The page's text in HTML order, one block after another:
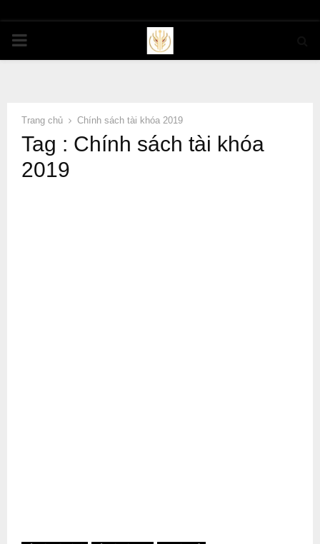
PRIMARY
Trang chủ Chính sách tài khóa 2019
Tag : Chính sách tài khóa
2019